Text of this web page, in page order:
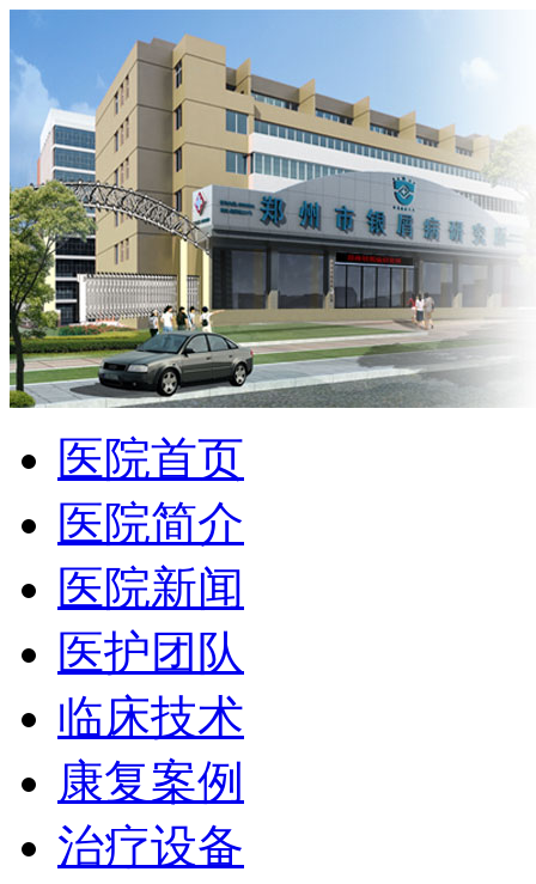
医院首页
医院简介
医院新闻
医护团队
临床技术
康复案例
治疗设备